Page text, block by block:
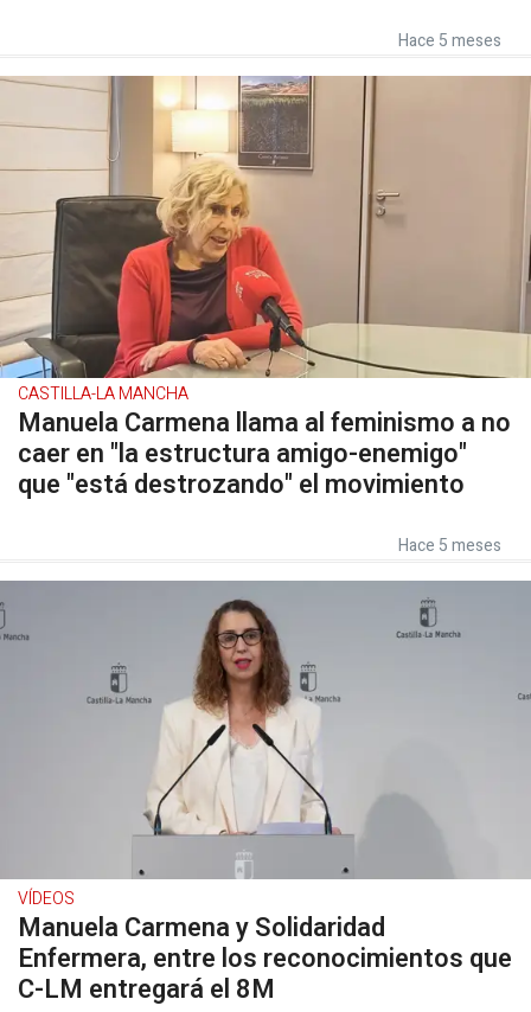
Hace 5 meses
CASTILLA-LA MANCHA
Manuela Carmena llama al feminismo a no
caer en "la estructura amigo-enemigo"
que "está destrozando" el movimiento
Hace 5 meses
VÍDEOS
Manuela Carmena y Solidaridad
Enfermera, entre los reconocimientos que
C-LM entregará el 8M